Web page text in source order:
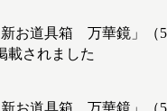
新お道具箱 万華鏡」
載されました